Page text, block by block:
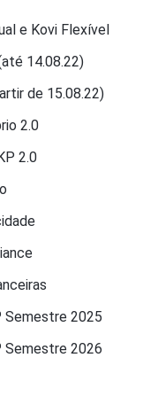
e Kovi Flexível
14.08.22)
de 15.08.22)
2.0
2.0
Semestre 2025
Semestre 2026